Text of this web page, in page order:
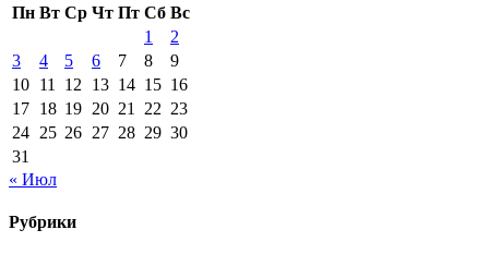
Пн Вт Ср Чт Пт Сб Вс
1
2
3
4 5 6 7 8
9
10 11 12 13 14 15 16
17 18 19 20 21 22 23
24 25 26 27 28 29 30
31
« Июл
Рубрики